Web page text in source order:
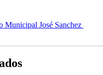
Municipal José Sanchez